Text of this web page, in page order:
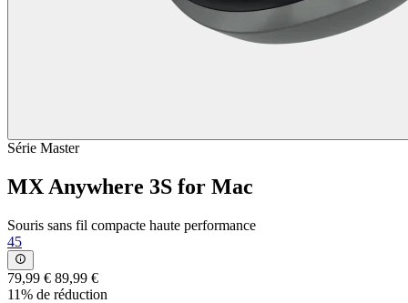
Série Master
MX Anywhere 3S for Mac
Souris sans fil compacte haute performance
45
79,99 € 89,99 €
11% de réduction